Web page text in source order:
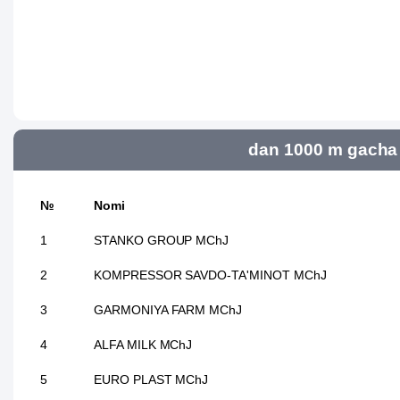
dan 1000 m
№ Nomi
1 STANKO GROUP MChJ
2 KOMPRESSOR SAVDO-TA'MINOT MChJ
3 GARMONIYA FARM MChJ
4 ALFA MILK MChJ
5 EURO PLAST MChJ